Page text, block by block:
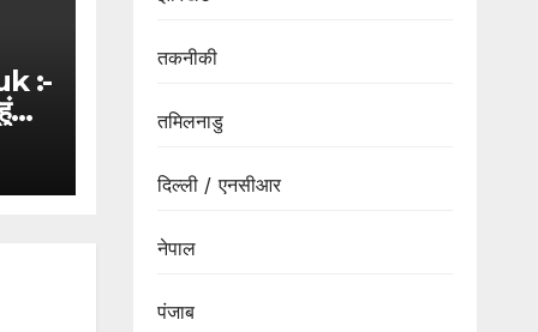
:-
तकनीकी
तमिलनाडु
दिल्ली / एनसीआर
नेपाल
पंजाब